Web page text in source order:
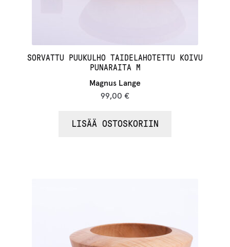
SORVATTU PUUKULHO TAIDELAHOTETTU KOIVU
PUNARAITA M
Magnus Lange
99,00 €
LISÄÄ OSTOSKORIIN